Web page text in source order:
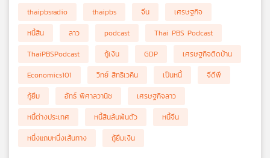
thaipbsradio thaipbs จีน
เศรษฐกิจ
หนี้สิน
ลาว podcast
Thai PBS Podcast
ThaiPBSPodcast
กู้เงิน GDP
เศรษฐกิจติดบ้าน
Economics101
วิทย์ สิทธิเวคิน เป็นหนี้
จีดีพี
กู้ยืม
อัทธ์ พิศาลวานิช
เศรษฐกิจลาว
หนี้ต่างประเทศ
หนี้สินล้นพ้นตัว
หนี้จีน
หนึ่งแถบหนึ่งเส้นทาง
กู้ยืมเงิน